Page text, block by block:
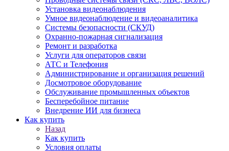
Установка видеонаблюдения
Умное видеонаблюдение и видеоаналитика
Системы безопасности (СКУД)
Охранно-пожарная сигнализация
Ремонт и разработка
Услуги для операторов связи
АТС и Телефония
Администрирование и организация решений
Досмотровое оборудование
Обслуживание промышленных объектов
Бесперебойное питание
Внедрение ИИ для бизнеса
Как купить
Назад
Как купить
Условия оплаты